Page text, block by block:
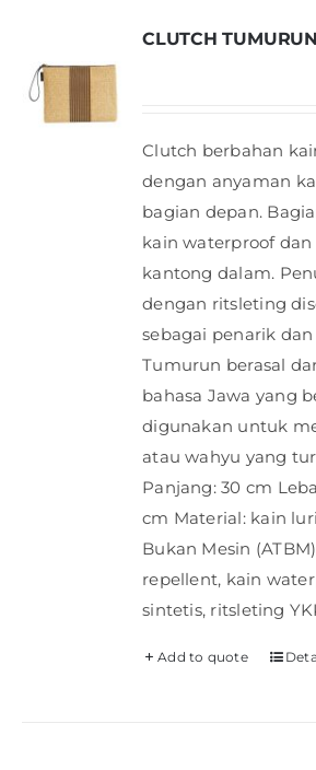
CLUTCH TUMURUN
Clutch berbahan
dengan anyaman
bagian depan.
kain waterproof
kantong dalam.
dengan ritsleting
sebagai penarik
Tumurun berasal
bahasa Jawa yang
digunakan untuk
atau wahyu yang
Panjang: 30 cm
cm Material: kain
Bukan Mesin
repellent, kain
sintetis, ritsleting
Add to quote